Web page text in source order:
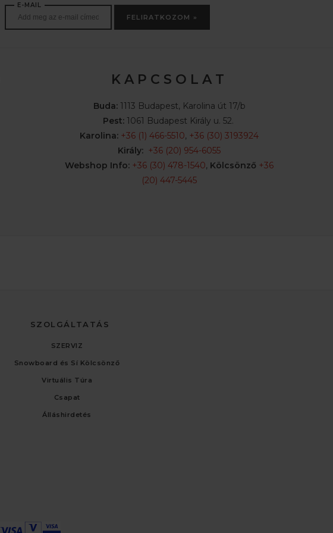
E-MAIL
FELIRATKOZOM »
K A P C S O L A T
Buda:1113 Budapest, Karolina út 17/b
Pest:1061 Budapest Király u. 52.
Karolina: +36 (1) 466-5510, +36 (30) 3193924
Király: +36 (20) 954-6055
Webshop Info: +36 (30) 478-1540, Kölcsönző +36
(20) 447-5445
SZOLGÁLTATÁS
SZERVIZ
Snowboard és Sí Kölcsönző
Virtuális Túra
Csapat
Álláshirdetés